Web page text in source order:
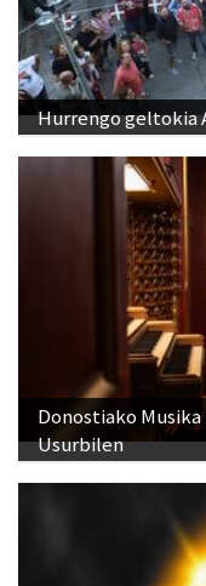
Hurrengo geltokia
Donostiako
Usurbilen